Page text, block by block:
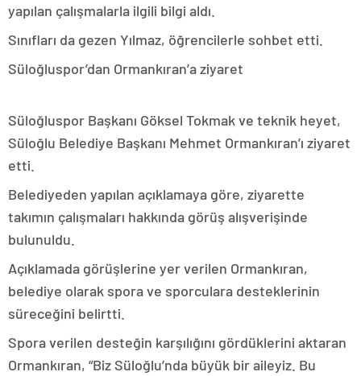
yapılan çalışmalarla ilgili bilgi aldı.
Sınıfları da gezen Yılmaz, öğrencilerle sohbet etti.
Süloğluspor’dan Ormankıran’a ziyaret
Süloğluspor Başkanı Göksel Tokmak ve teknik heyet,
Süloğlu Belediye Başkanı Mehmet Ormankıran’ı ziyaret
etti.
Belediyeden yapılan açıklamaya göre, ziyarette
takımın çalışmaları hakkında görüş alışverişinde
bulunuldu.
Açıklamada görüşlerine yer verilen Ormankıran,
belediye olarak spora ve sporculara desteklerinin
süreceğini belirtti.
Spora verilen desteğin karşılığını gördüklerini aktaran
Ormankıran, “Biz Süloğlu’nda büyük bir aileyiz. Bu